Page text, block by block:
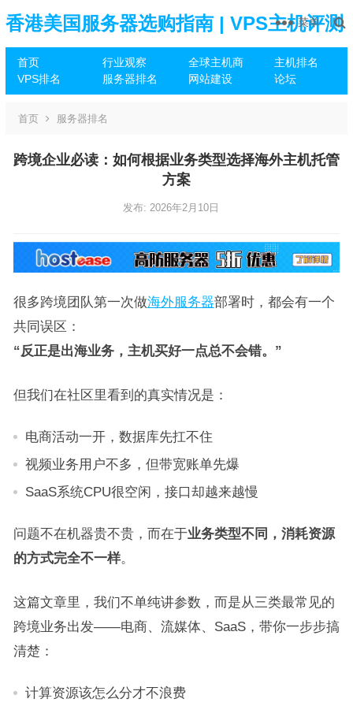
香港美国服务器选购指南 | VPS主机评测
推荐
首页 行业观察 全球主机商
主机排名
VPS排名
服务器排名 网站建设 论坛
菜单
首页 服务器排名
跨境企业必读：如何根据业务类型选择海外主机托管
方案
发布: 2026年2月10日
很多跨境团队第一次做海外服务器部署时，都会有一个
共同误区：
“反正是出海业务，主机买好一点总不会错。”
但我们在社区里看到的真实情况是：
电商活动一开，数据库先扛不住
视频业务用户不多，但带宽账单先爆
SaaS系统CPU很空闲，接口却越来越慢
问题不在机器贵不贵，而在于业务类型不同，消耗资源
的方式完全不一样。
这篇文章里，我们不单纯讲参数，而是从三类最常见的
跨境业务出发——电商、流媒体、SaaS，带你一步步搞
清楚：
计算资源该怎么分才不浪费